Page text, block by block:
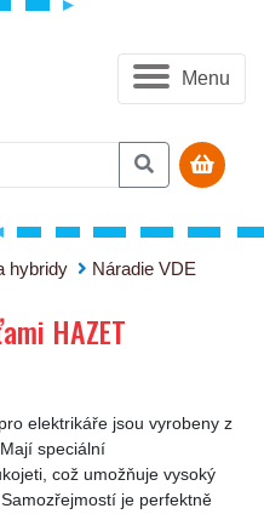
Menu
hybridy Náradie VDE
1841AVDE-22
HAZET
elektrikáře jsou vyrobeny z
speciální
což umožňuje vysoký
je perfektně